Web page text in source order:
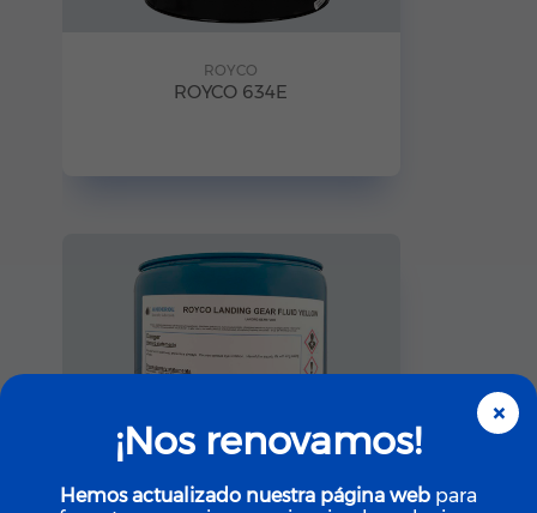
ROYCO
ROYCO 634E
×
¡Nos renovamos!
Hemos actualizado nuestra página web para